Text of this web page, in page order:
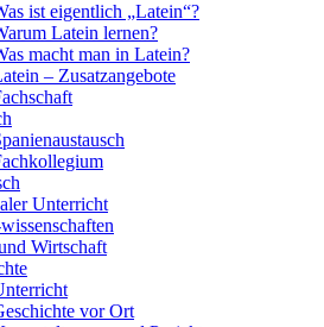
ist eigentlich „Latein“?
Latein lernen?
macht man in Latein?
– Zusatzangebote
Unterricht
Wirtschaft
vor Ort